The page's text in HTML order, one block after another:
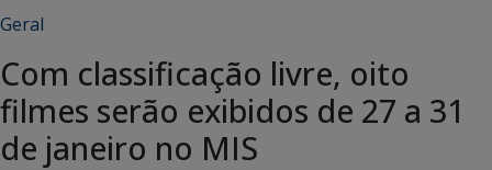
Geral
Com classificação livre, oito
filmes serão exibidos de 27 a 31
de janeiro no MIS